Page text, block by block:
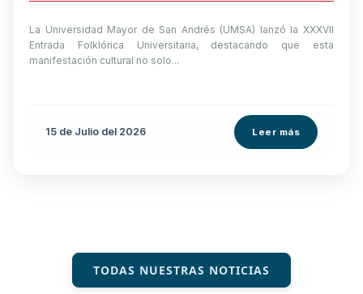
La Universidad Mayor de San Andrés (UMSA) lanzó la XXXVII
Entrada Folklórica Universitaria, destacando que esta
manifestación cultural no solo...
15 de Julio del 2026 Leer más
TODAS NUESTRAS NOTICIAS